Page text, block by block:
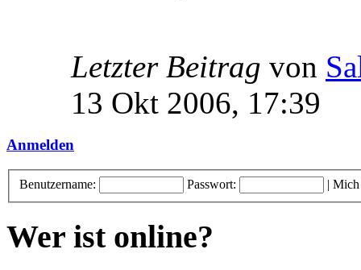
Letzter Beitrag von
13 Okt 2006, 17:39
Anmelden
Benutzername: Passwort: | Mich
Wer ist online?